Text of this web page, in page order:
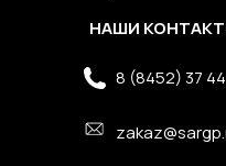
8 (8452) 37
НАШИ